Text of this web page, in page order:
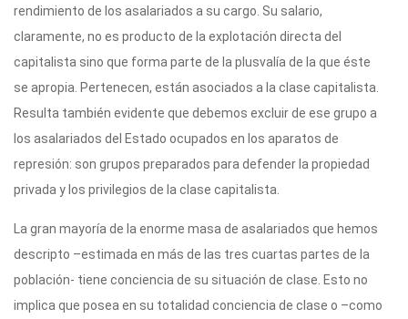
rendimiento de los asalariados a su cargo. Su salario,
claramente, no es producto de la explotación directa del
capitalista sino que forma parte de la plusvalía de la que éste
se apropia. Pertenecen, están asociados a la clase capitalista.
Resulta también evidente que debemos excluir de ese grupo a
los asalariados del Estado ocupados en los aparatos de
represión: son grupos preparados para defender la propiedad
privada y los privilegios de la clase capitalista.
La gran mayoría de la enorme masa de asalariados que hemos
descripto –estimada en más de las tres cuartas partes de la
población- tiene conciencia de su situación de clase. Esto no
implica que posea en su totalidad conciencia de clase o –como